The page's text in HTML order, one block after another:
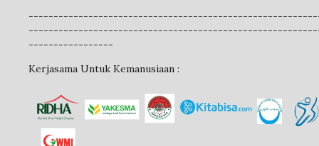
-----------------
Kerjasama Untuk Kemanusiaan :